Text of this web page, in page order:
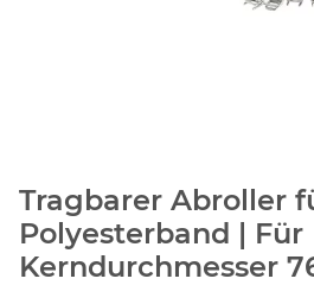
Tragbarer Abroller
Polyesterband | Für
Kerndurchmesser